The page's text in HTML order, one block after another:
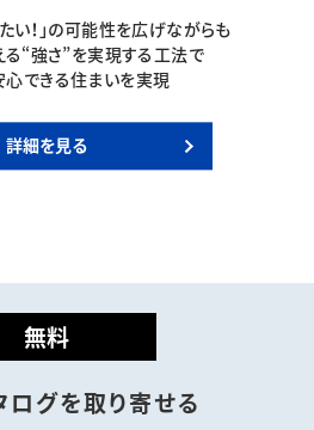
い！」の可能性を広げながらも
“強さ”を実現する工法で
できる住まいを実現
詳細を見る
無料
ログを取り寄せる